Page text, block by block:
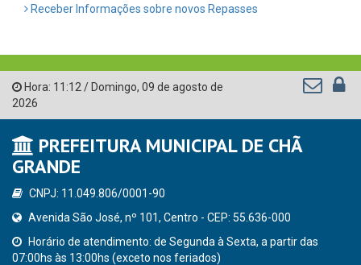
Receber Informações sobre novos Repasses
Hora: 11:12 / Domingo, 09 de agosto de
2026
PREFEITURA MUNICIPAL DE CHÃ
GRANDE
CNPJ: 11.049.806/0001-90
Avenida São José, nº 101, Centro - CEP: 55.636-000
Horário de atendimento: de Segunda à Sexta, a partir das
07:00hs às 13:00hs (exceto nos feriados)